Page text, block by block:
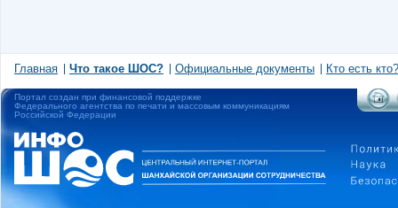
Главная Что такое ШОС? Официальные документы Кто есть кто?
Портал создан при финансовой поддержке
Федерального агентства по печати и массовым коммуникациям
Российской Федерации